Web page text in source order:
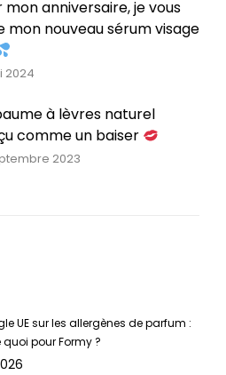
mon anniversaire, je vous
mon nouveau sérum visage
2024
à lèvres naturel
comme un baiser
2023
UE sur les allergènes de parfum :
pour Formy ?